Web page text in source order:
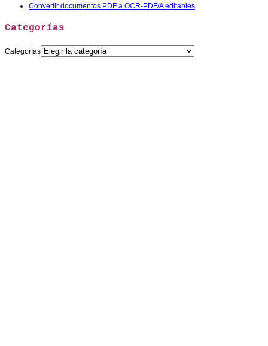
Convertir documentos PDF a OCR-PDF/A editables
Categorías
Categorías